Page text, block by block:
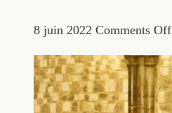
8 juin 2022 Comments Off